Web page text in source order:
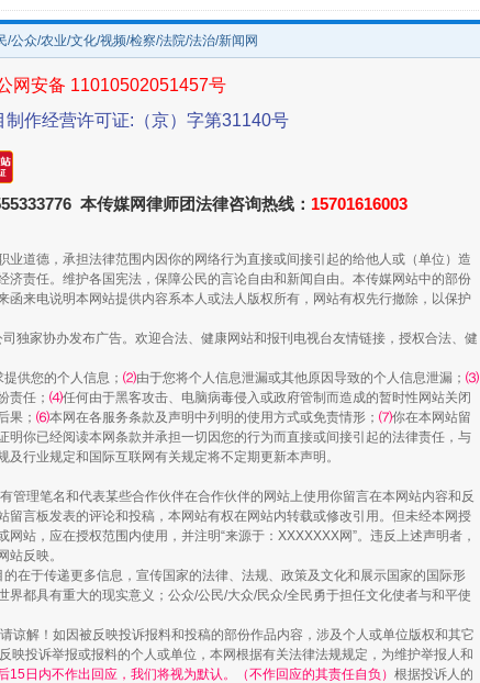
腐交织难题
/公众/农业/文化/视频/检察/法院/法治/新闻网
网安备 11010502051457号
制作经营许可证:（京）字第31140号
本传媒网律师团法律咨询热线： 15701616003
道德，承担法律范围内因你的网络行为直接或间接引起的给他人或（单位）造
责任。维护各国宪法，保障公民的言论自由和新闻自由。本传媒网站中的部份
来电说明本网站提供内容系本人或法人版权所有，网站有权先行撤除，以保护
独家协办发布广告。欢迎合法、健康网站和报刊电视台友情链接，授权合法、健
供您的个人信息； ⑵由于您将个人信息泄漏或其他原因导致的个人信息泄漏； ⑶
责任； ⑷任何由于黑客攻击、电脑病毒侵入或政府管制而造成的暂时性网站关闭
果； ⑹本网在各服务条款及声明中列明的使用方式或免责情形； ⑺你在本网站留
你已经阅读本网条款并承担一切因您的行为而直接或间接引起的法律责任，与
行业规定和国际互联网有关规定将不定期更新本声明。
管理笔名和代表某些合作伙伴在合作伙伴的网站上使用你留言在本网站内容和反
言板发表的评论和投稿，本网站有权在网站内转载或修改引用。但未经本网授
站，应在授权范围内使用，并注明“来源于：XXXXXXX网”。违反上述声明者，
反映。
在于传递更多信息，宣传国家的法律、法规、政策及文化和展示国家的国际形
都具有重大的现实意义；公众/公民/大众/民众/全民勇于担任文化使者与和平使
解！如因被反映投诉报料和投稿的部份作品内容，涉及个人或单位版权和其它
投诉举报或报料的个人或单位，本网根据有关法律法规规定，为维护举报人和
15日内不作出回应，我们将视为默认。（不作回应的其责任自负） 根据投诉人的